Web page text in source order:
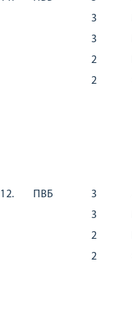
3
3
2
2
12. ПВБ
3
3
2
2